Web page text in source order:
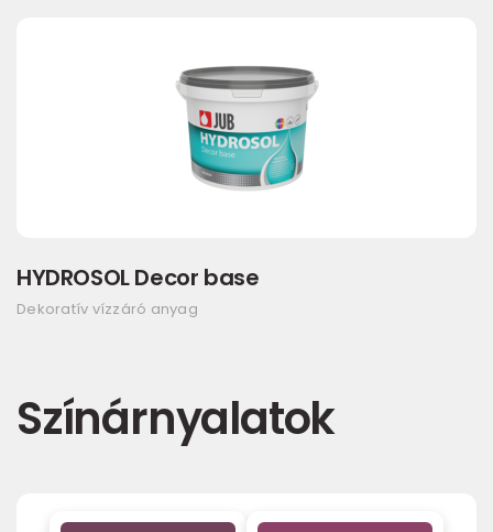
HYDROSOL Decor base
Dekoratív vízzáró anyag
Színárnyalatok